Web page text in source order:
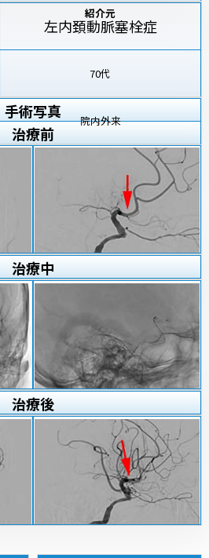
紹介元
左内頚動脈塞栓症
70代
院内外来
手術写真
治療前
治療中
治療後